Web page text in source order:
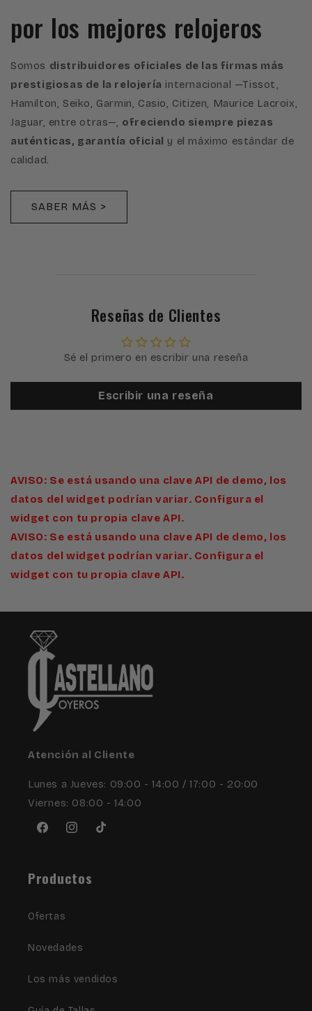
por los mejores relojeros
Somos distribuidores oficiales de las firmas más
prestigiosas de la relojería internacional —Tissot,
Hamilton, Seiko, Garmin, Casio, Citizen, Maurice Lacroix,
Jaguar, entre otras—, ofreciendo siempre piezas
auténticas, garantía oficial y el máximo estándar de
calidad.
SABER MÁS >
Reseñas de Clientes
Sé el primero en escribir una reseña
Escribir una reseña
AVISO: Se está usando una clave API de demo, los
datos del widget podrían variar. Configura el
widget con tu propia clave API.
AVISO: Se está usando una clave API de demo, los
datos del widget podrían variar. Configura el
widget con tu propia clave API.
Atención al Cliente
Lunes a Jueves: 09:00 - 14:00 / 17:00 - 20:00
Viernes: 08:00 - 14:00
FacebookInstagram
TikTok
Productos
Ofertas
Novedades
Los más vendidos